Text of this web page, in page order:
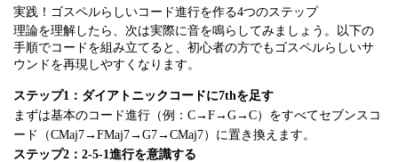
実践！ゴスペルらしいコード進行を作る4つのステップ
理論を理解したら、次は実際に音を鳴らしてみましょう。以下の
手順でコードを組み立てると、初心者の方でもゴスペルらしいサ
ウンドを再現しやすくなります。
ステップ1：ダイアトニックコードに7thを足す
まずは基本のコード進行（例：C→F→G→C）をすべてセブンスコ
ード（CMaj7→FMaj7→G7→CMaj7）に置き換えます。
ステップ2：2-5-1進行を意識する